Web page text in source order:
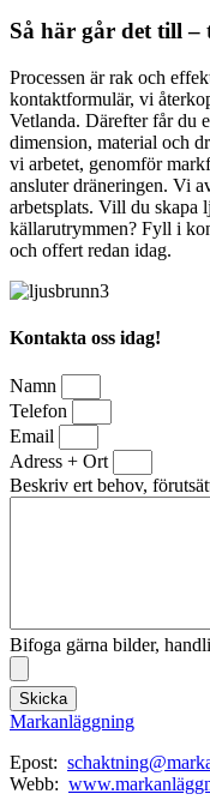
Så här går det till –
Processen är rak och
kontaktformulär, vi
Vetlanda. Därefter får du
dimension, material och
vi arbetet, genomför
ansluter dräneringen. Vi
arbetsplats. Vill du skapa
källarutrymmen? Fyll i
och offert redan idag.
Kontakta oss idag!
Namn
Telefon
Email
Adress + Ort
Beskriv ert behov,
Bifoga gärna bilder,
Skicka
Markanläggning
Epost:
Webb: